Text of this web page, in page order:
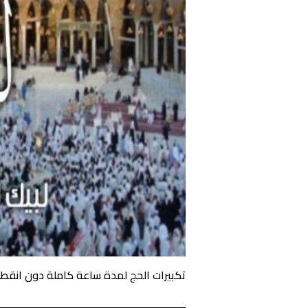
تكبيرات الحج لمدة ساعة كاملة دون انقطاع 2024